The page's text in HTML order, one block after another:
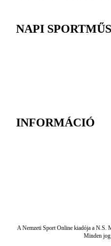
NAPI
INFORMÁCIÓ
A Nemzeti Sport Online kiadója a
Minden